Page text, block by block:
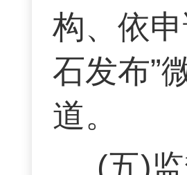
构、依
石发布”
道。
(五)